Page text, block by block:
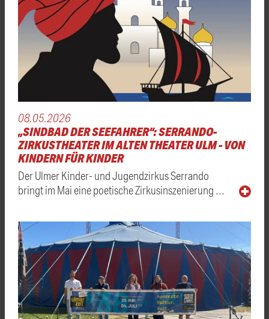
08.05.2026
„SINDBAD DER SEEFAHRER“: SERRANDO-
ZIRKUSTHEATER IM ALTEN THEATER ULM - VON
KINDERN FÜR KINDER
Der Ulmer Kinder- und Jugendzirkus Serrando
bringt im Mai eine poetische Zirkusinszenierung …